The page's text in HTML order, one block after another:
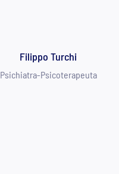
Filippo Turchi
Psichiatra-Psicoterapeuta